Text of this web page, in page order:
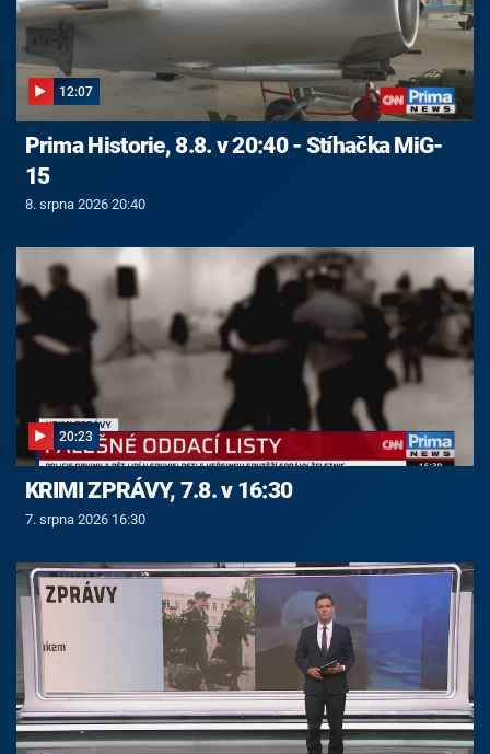
12:07
Prima Historie, 8.8. v 20:40 - Stíhačka MiG-
15
8. srpna 2026 20:40
20:23
KRIMI ZPRÁVY, 7.8. v 16:30
7. srpna 2026 16:30